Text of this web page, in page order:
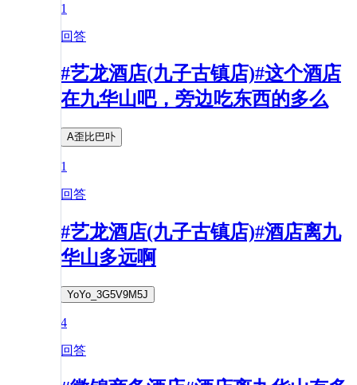
1
回答
#艺龙酒店(九子古镇店)#这个酒店
在九华山吧，旁边吃东西的多么
A歪比巴卟
1
回答
#艺龙酒店(九子古镇店)#酒店离九
华山多远啊
YoYo_3G5V9M5J
4
回答